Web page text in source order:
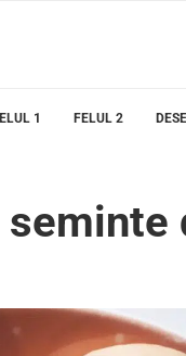
1 FELUL 2